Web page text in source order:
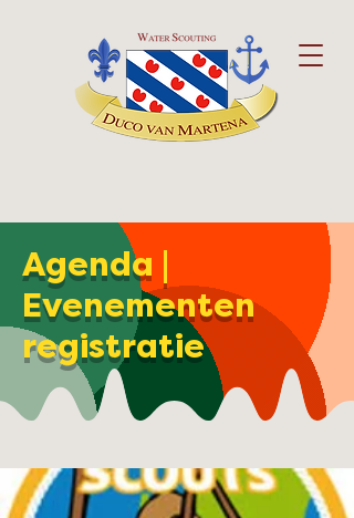
Agenda |
Evenementen
registratie